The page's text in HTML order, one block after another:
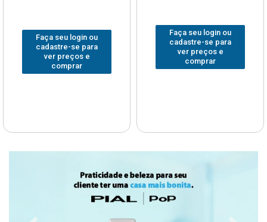
Faça seu login ou
cadastre-se para
ver preços e
comprar
Faça seu login ou
cadastre-se para
ver preços e
comprar